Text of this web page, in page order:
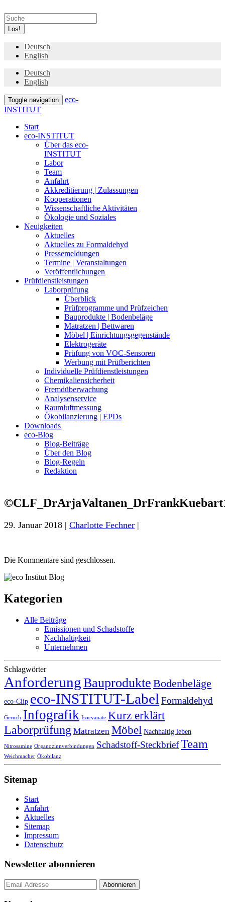
Los!
Deutsch
English
Deutsch
English
Toggle navigation
eco-
INSTITUT
Start
eco-INSTITUT
Über das eco-
INSTITUT
Labor
Team
Anfahrt
Akkreditierung | Zulassungen
Kooperationen
Wissenschaftliche Aktivitäten
Ökologie und Soziales
Neuigkeiten
Aktuelles
Aktuelles zu Formaldehyd
Pressemeldungen
Termine | Veranstaltungen
Veröffentlichungen
Prüfdienstleistungen
Laborprüfung
Überblick
Prüfprogramme und Prüfzeichen
Bauprodukte | Bodenbeläge
Matratzen | Bettwaren
Möbel | Einrichtungsgegenstände
Elektrogeräte
Prüfung von VOC-Sensoren
Werbung mit Prüfberichten
Individuelle Prüfdienstleistungen
Chemikaliensicherheit
Fremdüberwachung
Analysenservice
Raumluftmessung
Ökobilanzierung | EPDs
Downloads
eco-Blog
Blog-Beiträge
Über den Blog
Blog-Regeln
Redaktion
29. Januar 2018 | Charlotte Fechner |
Die Kommentare sind geschlossen.
Kategorien
Alle Beiträge
Emissionen und Schadstoffe
Nachhaltigkeit
Unternehmen
Schlagwörter
AnforderungBauprodukte Bodenbeläge
eco-Clip eco-INSTITUT-Label Formaldehyd
Geruch Infografik Isocyanate Kurz erklärt
Laborprüfung Matratzen Möbel Nachhaltig leben
Nitrosamine Organozinnverbindungen Schadstoff-SteckbriefTeam
Weichmacher Ökobilanz
Sitemap
Start
Anfahrt
Aktuelles
Sitemap
Impressum
Datenschutz
Newsletter abonnieren